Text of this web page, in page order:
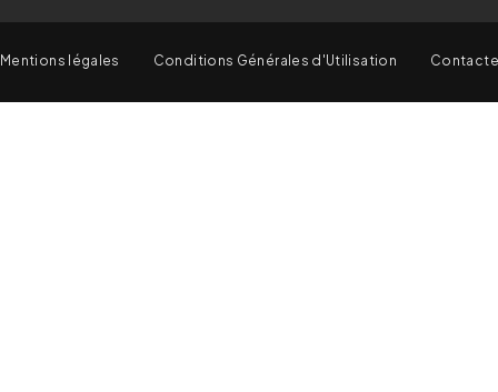
Mentions légales Conditions Générales d'Utilisation